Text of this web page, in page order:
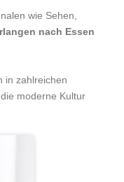
wie Sehen,
nach Essen
in zahlreichen
moderne Kultur